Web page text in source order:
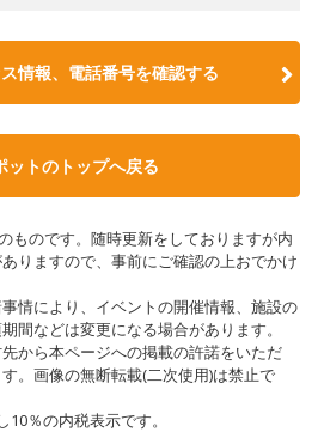
情報、電話番号を確認する
ットのトップへ戻る
ものです。随時更新をしておりますが内
りますので、事前にご確認の上おでかけ
情により、イベントの開催情報、施設の
間などは変更になる場合があります。
から本ページへの掲載の許諾をいただ
。画像の無断転載(二次使用)は禁止で
％の内税表示です。